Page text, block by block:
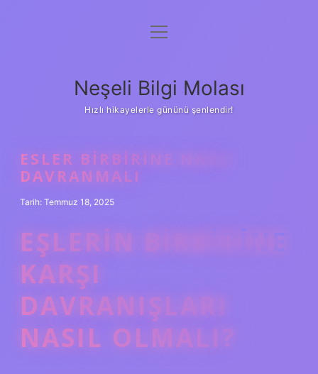
Anasayfa
Yasal Uyarı
menüyü
Neşeli Bilgi Molası
Hızlı hikayelerle gününü şenlendir!
ESLER BIRBIRINE NASIL
DAVRANMALI
Tarih: Temmuz 18, 2025
EŞLERIN BIRBIRINE
KARŞI
DAVRANIŞLARI
NASIL OLMALI?